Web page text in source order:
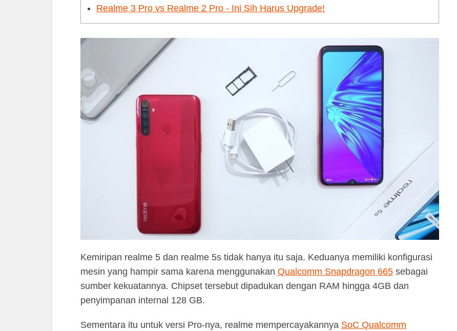
Realme 3 Pro vs Realme 2 Pro - Ini Sih Harus Upgrade!
Kemiripan realme 5 dan realme 5s tidak hanya itu saja. Keduanya memiliki konfigurasi
mesin yang hampir sama karena menggunakan Qualcomm Snapdragon 665 sebagai
sumber kekuatannya. Chipset tersebut dipadukan dengan RAM hingga 4GB dan
penyimpanan internal 128 GB.
Sementara itu untuk versi Pro-nya, realme mempercayakannya SoC Qualcomm